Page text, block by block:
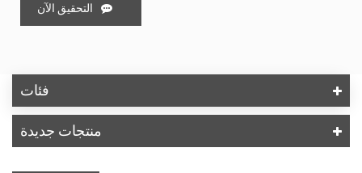
التحقيق الآن
فئات
منتجات جديدة